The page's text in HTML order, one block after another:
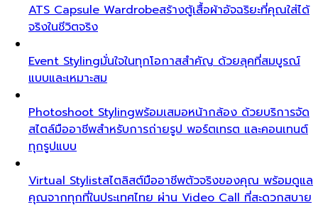
ATS Capsule Wardrobeสร้างตู้เสื้อผ้าอัจฉริยะที่คุณใส่ได้
จริงในชีวิตจริง
Event Stylingมั่นใจในทุกโอกาสสำคัญ ด้วยลุคที่สมบูรณ์
แบบและเหมาะสม
Photoshoot Stylingพร้อมเสมอหน้ากล้อง ด้วยบริการจัด
สไตล์มืออาชีพสำหรับการถ่ายรูป พอร์ตเทรต และคอนเทนต์
ทุกรูปแบบ
Virtual Stylistสไตลิสต์มืออาชีพตัวจริงของคุณ พร้อมดูแล
คุณจากทุกที่ในประเทศไทย ผ่าน Video Call ที่สะดวกสบาย